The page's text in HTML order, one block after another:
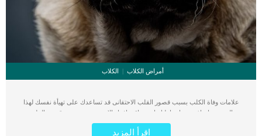
أمراض الكلاب الكلاب
علامات وفاة الكلب بسبب قصور القلب الاحتقانى قد تساعدك على تهيأة نفسك لهذا
الحدث, واتخاذ جميع احتياطتك انت وباقى افراد الاسرة. يعتبر مرض قصور القلب
الاحتقانى من اخطر الحالات المرضية التى يمكن ان يتعرض لها جميع الكائنات الحية بما فى
ذلك الكلاب والقطط. كما ان القلب يعتبر عضوا رئيسيا فى جسم الكلاب, واى قصور به
اقرأ المزيد